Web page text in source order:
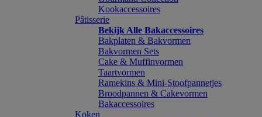
Kookaccessoires
Pâtisserie
Bekijk Alle Bakaccessoires
Bakplaten & Bakvormen
Bakvormen Sets
Cake & Muffinvormen
Taartvormen
Ramekins & Mini-Stoofpannetjes
Broodpannen & Cakevormen
Bakaccessoires
Koken